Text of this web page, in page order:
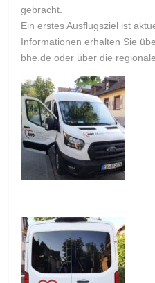
gebracht.
Ein erstes Ausflugsziel ist
Informationen erhalten Sie
bhe.de oder über die